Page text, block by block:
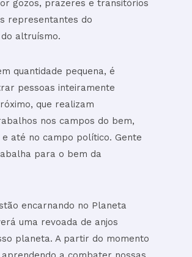
gozos, prazeres e transitórios
representantes do
altruísmo.
quantidade pequena, é
pessoas inteiramente
que realizam
nos campos do bem,
até no campo político. Gente
para o bem da
encarnando no Planeta
uma revoada de anjos
planeta. A partir do momento